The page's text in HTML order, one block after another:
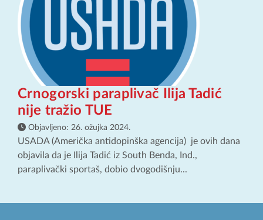
Crnogorski paraplivač Ilija Tadić
nije tražio TUE
Objavljeno: 26. ožujka 2024.
USADA (Američka antidopinška agencija) je ovih dana
objavila da je Ilija Tadić iz South Benda, Ind.,
paraplivački sportaš, dobio dvogodišnju...